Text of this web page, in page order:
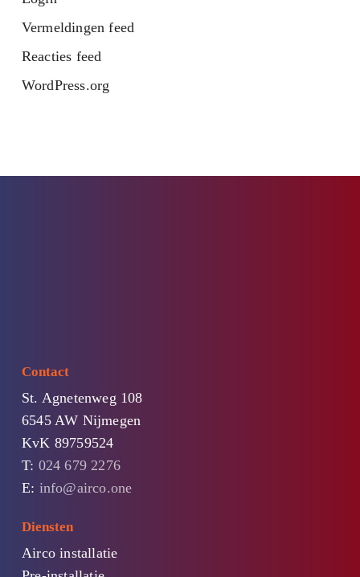
Vermeldingen feed
Reacties feed
WordPress.org
Contact
St. Agnetenweg 108
6545 AW Nijmegen
KvK 89759524
T: 024 679 2276
E: info@airco.one
Diensten
Airco installatie